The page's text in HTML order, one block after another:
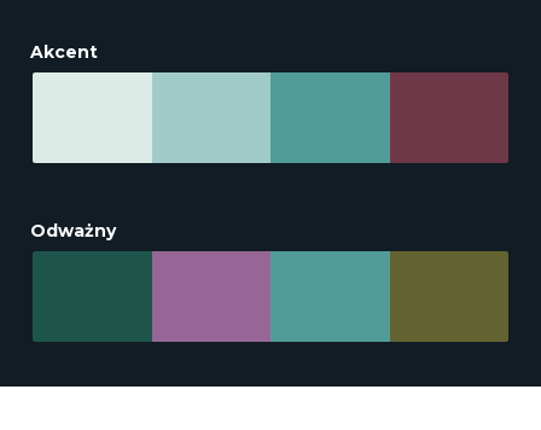
Akcent
Odważny